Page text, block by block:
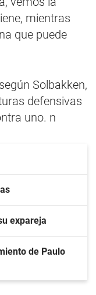
mientras
que puede
Solbakken,
defensivas
uno. n
expareja
de Paulo